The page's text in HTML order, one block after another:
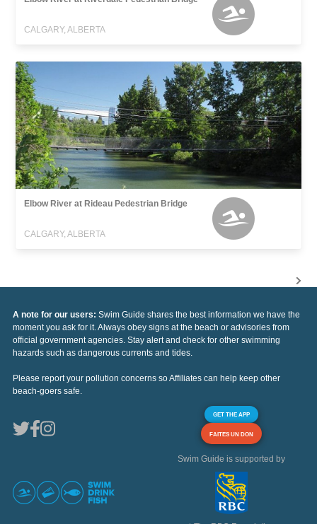
CALGARY, ALBERTA
Elbow River at Rideau Pedestrian Bridge
CALGARY, ALBERTA
A note for our users: Swim Guide shares the best information we have the
moment you ask for it. Always obey signs at the beach or advisories from
official government agencies. Stay alert and check for other swimming
hazards such as dangerous currents and tides.
Please report your pollution concerns so Affiliates can help keep other
beach-goers safe.
GET THE APP
FAITES UN DON
Swim Guide is supported by